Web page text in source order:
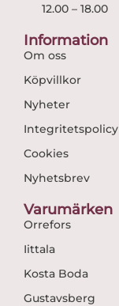
12.00 – 18.00
Information
Om oss
Köpvillkor
Nyheter
Integritetspolicy
Cookies
Nyhetsbrev
Varumärken
Orrefors
Iittala
Kosta Boda
Gustavsberg